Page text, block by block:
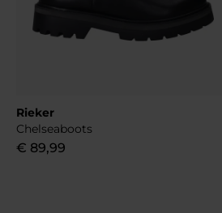
Rieker
Chelseaboots
€ 89,99